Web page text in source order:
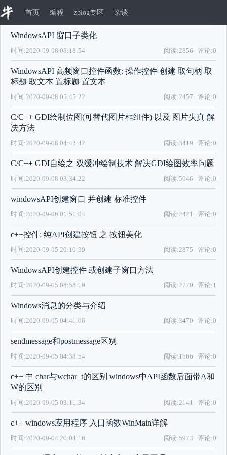
首页 编程 zblog专区 杂谈
WindowsAPI 窗口子类化
时间:2020-09-08 08:18:54 评论:0
阅读:2856
WindowsAPI 高频窗口控件函数: 操作控件 创建 取句柄 取
标题 取文本 置标题 置文本
时间:2020-09-08 05:45:22 评论:0
阅读:2457
C/C++ GDI绘制位图(可替代图片框组件) 以及 图片失真 解
决方法
时间:2020-09-08 04:43:42 评论:0
阅读:3419
C/C++ GDI自绘之 双缓冲绘制技术 解决GDI绘图效率问题
时间:2020-09-08 03:34:22 评论:0
阅读:5046
windowsAPI创建窗口 并创建 标准控件
时间:2020-09-06 01:51:04 评论:0
阅读:2421
c++控件: 纯API创建按钮 之 按钮美化
时间:2020-09-05 20:10:39 评论:0
阅读:2875
WindowsAPI创建控件 或创建子窗口方法
时间:2020-09-05 08:58:19 评论:1
阅读:2770
Windows消息的分类与介绍
时间:2020-09-05 04:41:06 评论:0
阅读:3470
sendmessage和postmessage区别
时间:2020-09-05 04:38:54 评论:0
阅读:1666
c++ 中 char与wchar_t的区别 windows中API函数后面带A和
W的区别
时间:2020-09-05 03:11:34 评论:0
阅读:2141
c++ windows应用程序 入口函数WinMain详解
时间:2020-09-04 20:04:16 评论:0
阅读:5973